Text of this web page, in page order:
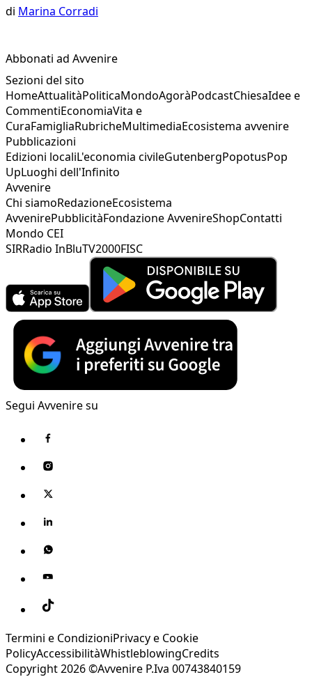
di Marina Corradi
Abbonati ad Avvenire
Sezioni del sito
HomeAttualitàPoliticaMondoAgoràPodcastChiesaIdee e
CommentiEconomiaVita e
CuraFamigliaRubricheMultimediaEcosistema avvenire
Pubblicazioni
Edizioni localiL'economia civileGutenbergPopotusPop
UpLuoghi dell'Infinito
Avvenire
Chi siamoRedazioneEcosistema
AvvenirePubblicitàFondazione AvvenireShopContatti
Mondo CEI
SIRRadio InBluTV2000FISC
Segui Avvenire su
Termini e CondizioniPrivacy e Cookie
PolicyAccessibilitàWhistleblowingCredits
Copyright 2026 ©Avvenire P.Iva 00743840159